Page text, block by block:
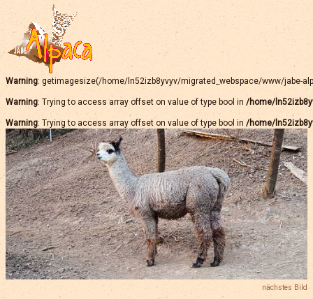
Warning: getimagesize(/home/ln52izb8yvyv/migrated_webspace/www/jabe-
Warning: Trying to access array offset on value of type bool in /home/
Warning: Trying to access array offset on value of type bool in /home/
nächstes Bild